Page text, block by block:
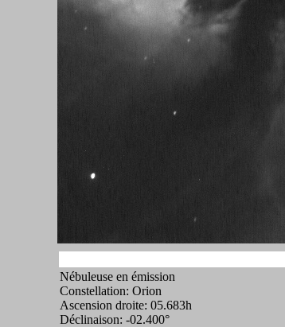
Nébuleuse en émission
Constellation: Orion
Ascension droite: 05.683h
Déclinaison: -02.400°